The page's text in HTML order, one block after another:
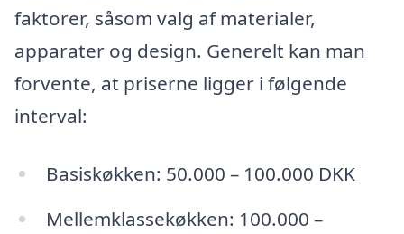
faktorer, såsom valg af materialer,
apparater og design. Generelt kan man
forvente, at priserne ligger i følgende
interval:
Basiskøkken: 50.000 – 100.000 DKK
Mellemklassekøkken: 100.000 –